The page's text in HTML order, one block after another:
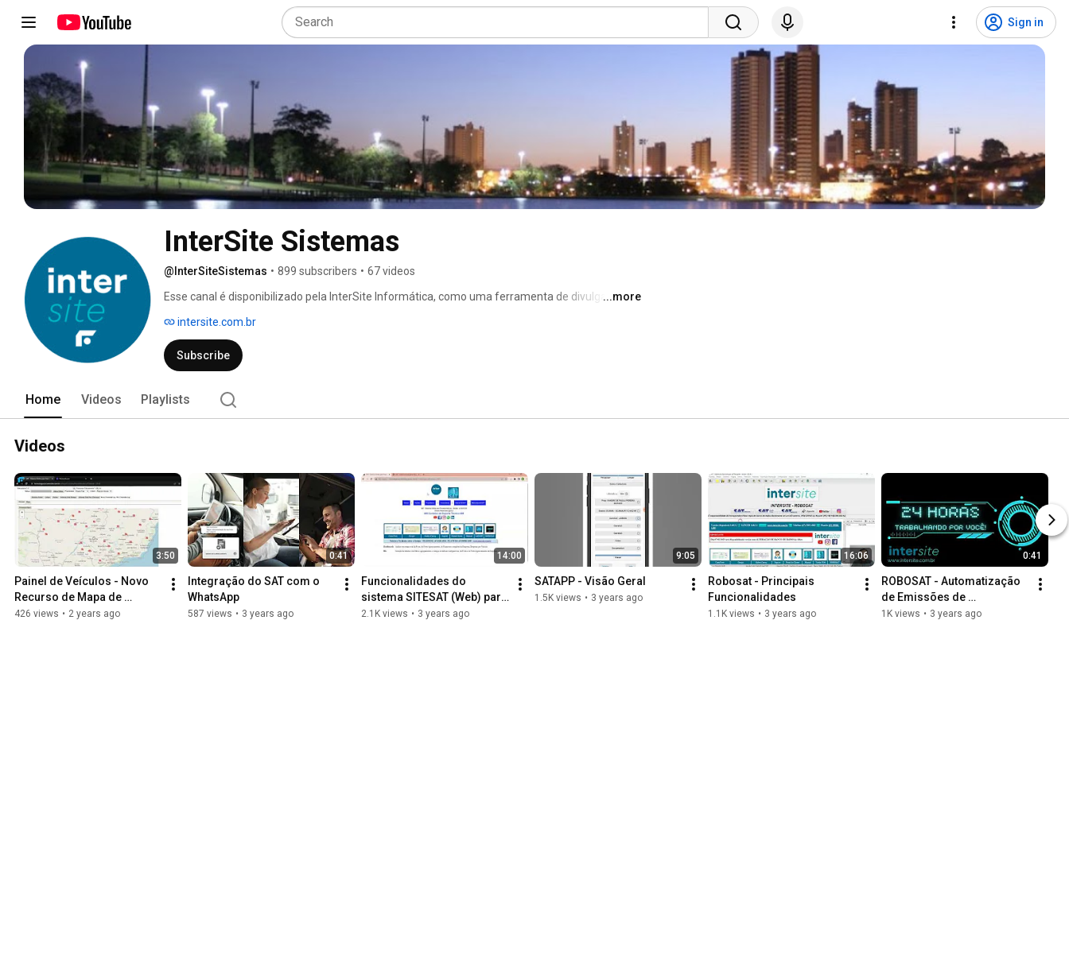
Sign in
InterSite Sistemas
@InterSiteSistemas • 899 subscribers • 67 videos
Esse canal é disponibilizado pela InterSite Informática, como uma ferramenta de divulgação de
...more
intersite.com.br
Subscribe
Home Videos Playlists
Videos
3:50
Painel de Veículos - Novo
Recurso de Mapa de
Posicionamento
426 views • 2 years ago
0:41
Integração do SAT com o
WhatsApp
587 views • 3 years ago
14:00
Funcionalidades do
sistema SITESAT (Web) para
clientes SAT
2.1K views • 3 years ago
9:05
SATAPP - Visão Geral
1.5K views • 3 years ago
16:06
Robosat - Principais
Funcionalidades
1.1K views • 3 years ago
0:41
ROBOSAT - Automatização
de Emissões de
Documentos Fiscais
1K views • 3 years ago